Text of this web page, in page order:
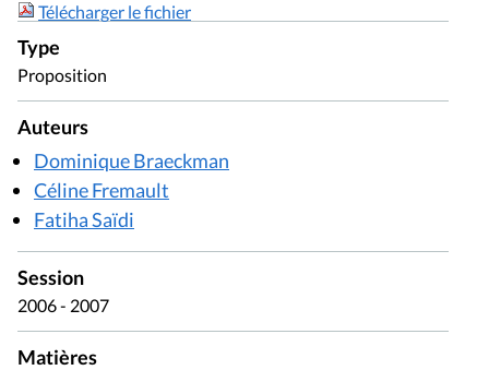
Télécharger le fichier
Type
Proposition
Auteurs
Dominique Braeckman
Céline Fremault
Fatiha Saïdi
Session
2006 - 2007
Matières